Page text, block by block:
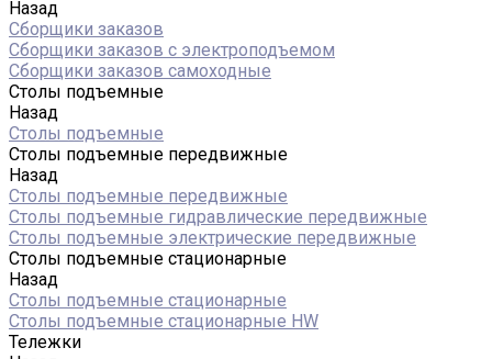
Назад
Сборщики заказов
Сборщики заказов с электроподъемом
Сборщики заказов самоходные
Столы подъемные
Назад
Столы подъемные
Столы подъемные передвижные
Назад
Столы подъемные передвижные
Столы подъемные гидравлические передвижные
Столы подъемные электрические передвижные
Столы подъемные стационарные
Назад
Столы подъемные стационарные
Столы подъемные стационарные HW
Тележки